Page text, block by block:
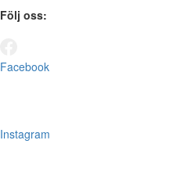
Följ oss:
Facebook
Instagram